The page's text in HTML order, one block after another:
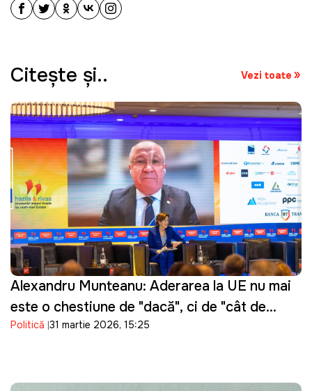
Citeşte şi.. Vezi toate
Alexandru Munteanu: Aderarea la UE nu mai
este o chestiune de "dacă", ci de "cât de
repede"
Politică 31 martie 2026, 15:25